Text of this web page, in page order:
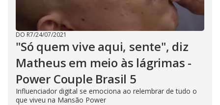
DO R7/24/07/2021
"Só quem vive aqui, sente", diz
Matheus em meio às lágrimas -
Power Couple Brasil 5
Influenciador digital se emociona ao relembrar de tudo o
que viveu na Mansão Power